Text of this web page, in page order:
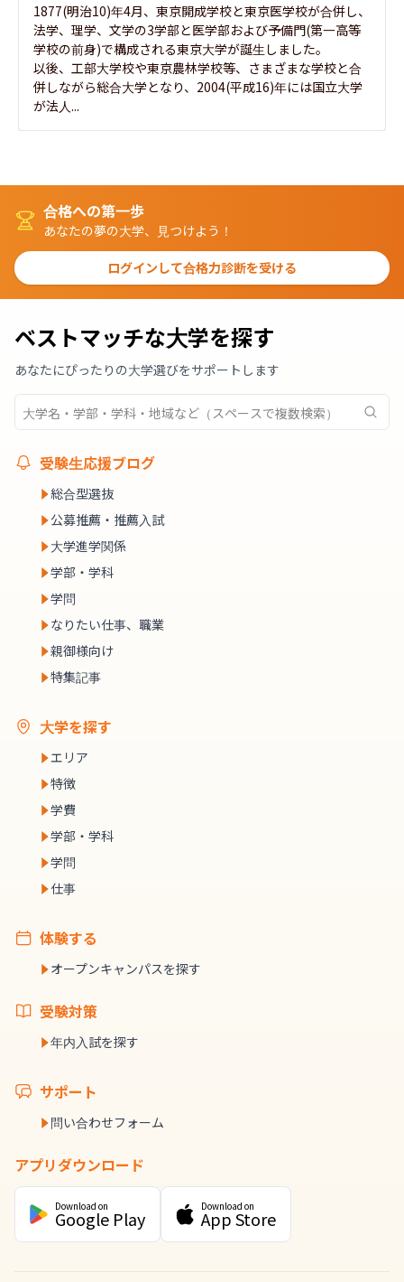
1877(明治10)年4月、東京開成学校と東京医学校が合併し、
法学、理学、文学の3学部と医学部および予備門(第一高等
学校の前身)で構成される東京大学が誕生しました。
以後、工部大学校や東京農林学校等、さまざまな学校と合
併しながら総合大学となり、2004(平成16)年には国立大学
が法人...
合格への第一歩
あなたの夢の大学、見つけよう！
ログインして合格力診断を受ける
ベストマッチな大学を探す
あなたにぴったりの大学選びをサポートします
受験生応援ブログ
総合型選抜
公募推薦・推薦入試
大学進学関係
学部・学科
学問
なりたい仕事、職業
親御様向け
特集記事
大学を探す
エリア
特徴
学費
学部・学科
学問
仕事
体験する
オープンキャンパスを探す
受験対策
年内入試を探す
サポート
問い合わせフォーム
アプリダウンロード
Download on
Google Play
Download on
App Store